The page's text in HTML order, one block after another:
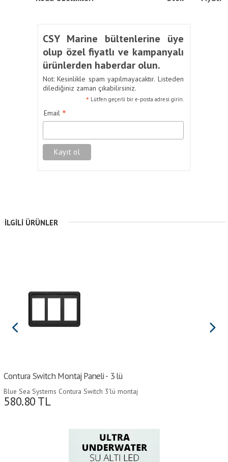
CSY Marine bültenlerine üye
olup özel fiyatlı ve kampanyalı
ürünlerden haberdar olun.
Not: Kesinlikle spam yapılmayacaktır. Listeden
dilediğiniz zaman çıkabilirsiniz.
* Lütfen geçerli bir e-posta adresi girin.
Email *
İLGILI ÜRÜNLER
Contura Switch Montaj Paneli - 3 lü
Blue Sea Systems Contura Switch 3'lü montaj
paneli
580.80 TL